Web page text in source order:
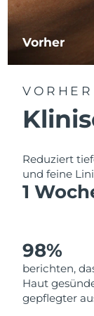
Vorher
Reduziert
und feine
1
98%
berichten,
Haut
gepflegter
Norwegen
Oman
Polen
Puerto Rico
Rumänien
Russland